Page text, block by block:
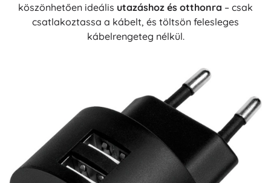
köszönhetően ideális utazáshoz és otthonra – csak
csatlakoztassa a kábelt, és töltsön felesleges
kábelrengeteg nélkül.